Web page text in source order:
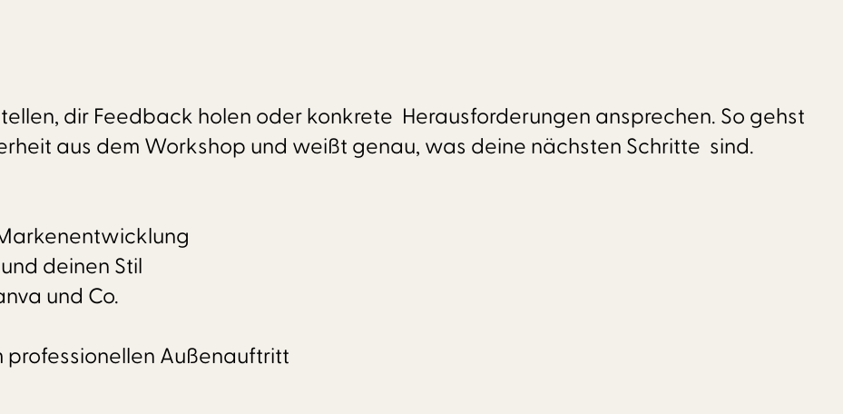
dir Feedback holen oder konkrete Herausforderungen ansprechen. So gehst
aus dem Workshop und weißt genau, was deine nächsten Schritte sind.
deinen Stil
und Co.
professionellen Außenauftritt